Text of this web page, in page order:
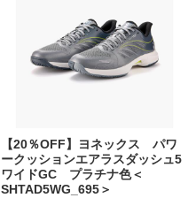
【20％OFF】ヨネックス パワ
ークッションエアラスダッシュ5
ワイドGC プラチナ色＜
SHTAD5WG_695＞